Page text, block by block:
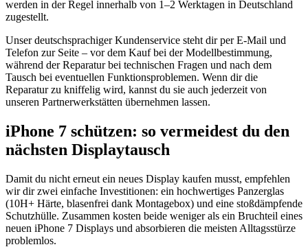
werden in der Regel innerhalb von 1–2 Werktagen in Deutschland
zugestellt.
Unser deutschsprachiger Kundenservice steht dir per E-Mail und
Telefon zur Seite – vor dem Kauf bei der Modellbestimmung,
während der Reparatur bei technischen Fragen und nach dem
Tausch bei eventuellen Funktionsproblemen. Wenn dir die
Reparatur zu kniffelig wird, kannst du sie auch jederzeit von
unseren Partnerwerkstätten übernehmen lassen.
iPhone 7 schützen: so vermeidest du den
nächsten Displaytausch
Damit du nicht erneut ein neues Display kaufen musst, empfehlen
wir dir zwei einfache Investitionen: ein hochwertiges Panzerglas
(10H+ Härte, blasenfrei dank Montagebox) und eine stoßdämpfende
Schutzhülle. Zusammen kosten beide weniger als ein Bruchteil eines
neuen iPhone 7 Displays und absorbieren die meisten Alltagsstürze
problemlos.